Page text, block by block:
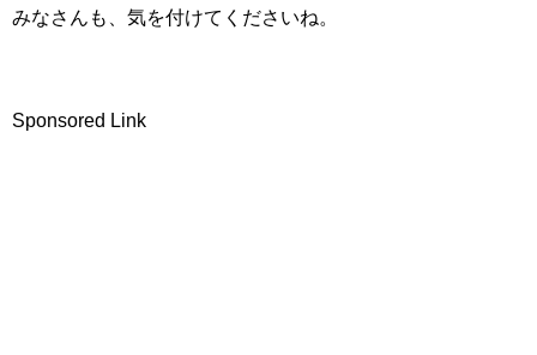
みなさんも、気を付けてくださいね。
Sponsored Link